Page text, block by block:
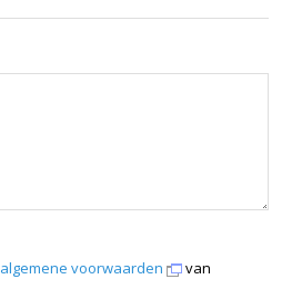
algemene voorwaarden
van